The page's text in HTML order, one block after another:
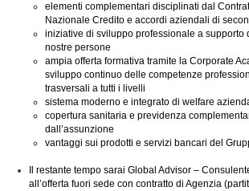
elementi complementari disciplinati dal
Nazionale Credito e accordi aziendali di
iniziative di sviluppo professionale a supporto
nostre persone
ampia offerta formativa tramite la Corporate
sviluppo continuo delle competenze
trasversali a tutti i livelli
sistema moderno e integrato di welfare
copertura sanitaria e previdenza
dall’assunzione
vantaggi sui prodotti e servizi bancari del
Il restante tempo sarai Global Advisor –
all’offerta fuori sede con contratto di Agenzia